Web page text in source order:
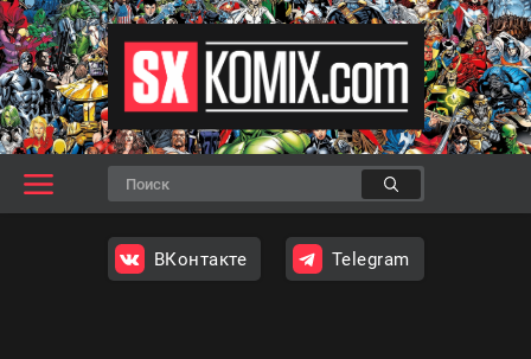
ВКонтакте Telegram